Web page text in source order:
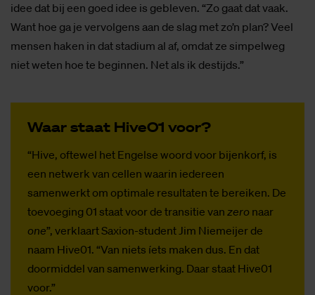
idee dat bij een goed idee is gebleven. “Zo gaat dat vaak.
Want hoe ga je vervolgens aan de slag met zo’n plan? Veel
mensen haken in dat stadium al af, omdat ze simpelweg
niet weten hoe te beginnen. Net als ik destijds.”
Waar staat Hi­ve01 voor?
“Hive, oftewel het Engelse woord voor bijenkorf, is
een netwerk van cellen waarin iedereen
samenwerkt om optimale resultaten te bereiken. De
toevoeging 01 staat voor de transitie van zero naar
one”, verklaart Saxion-student Jim Niemeijer de
naam Hive01. “Van niets íets maken dus. En dat
doormiddel van samenwerking. Daar staat Hive01
voor.”